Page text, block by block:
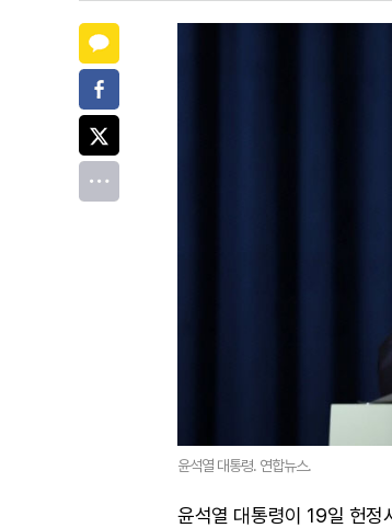
윤석열 대통령. 연합뉴스.
윤석열 대통령이 19일 헌정